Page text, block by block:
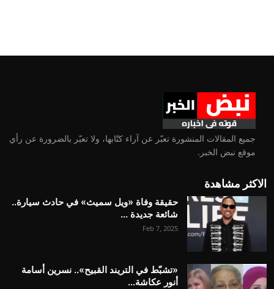
جميع المقالات المنشورة تعبّر عن آراء كتّابها، ولا تعبّر بالضرورة عن رأي
موقع نبض الخبر.
الاكثر مشاهدة
حقيقة وفاة «ويل سميث» في حادث سيارة..
شائعة جديدة ...
Feb 7, 2025
«تشبّط في التريند القبيح».. نسرين أسامة
أنور عكاشة...